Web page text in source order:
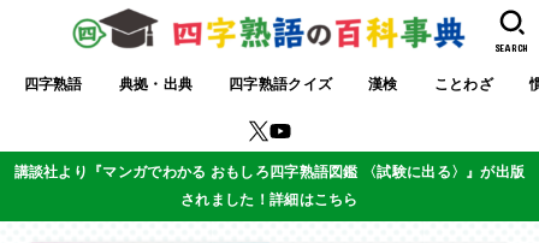
四字熟語 典拠・出典 四字熟語クイズ 漢検 ことわざ
SEARCH
講談社より『マンガでわかる おもしろ四字熟語図鑑 〈試験に出る〉』が出版
されました！詳細はこちら